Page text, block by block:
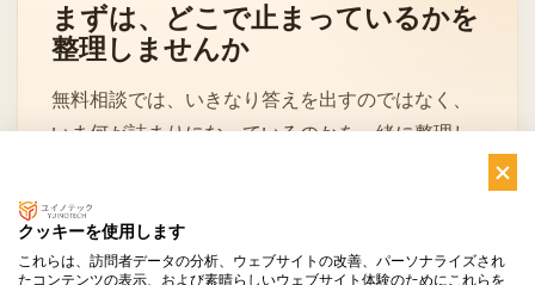
まずは、どこで止まっているかを
整理しませんか
無料相談では、いきなり答えを出すのではなく、
いま何が詰まりになっているのかを一緒に整理し
クッキーを使用します
これらは、訪問者データの分析、ウェブサイトの改善、パーソナライズされ
たコンテンツの表示、および素晴らしいウェブサイト体験のためにこれらを